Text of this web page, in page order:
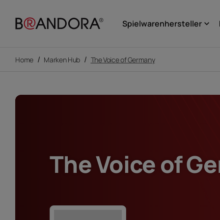
Spielwarenhersteller keyboard_arrow_down
Home / Marken Hub / The Voice of Germany
The Voice of